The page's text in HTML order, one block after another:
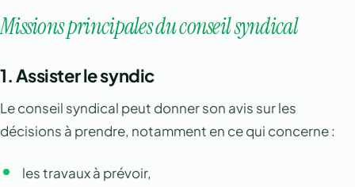
Missions principales du conseil syndical
1.Assister le syndic
Le conseil syndical peut donner son avis sur les
décisions à prendre, notamment en ce qui concerne :
les travaux à prévoir,